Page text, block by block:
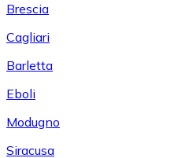
Brescia
Cagliari
Barletta
Eboli
Modugno
Siracusa